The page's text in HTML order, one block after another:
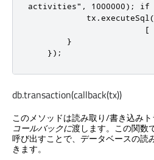
activities", 1000000); if
        }
    });
db.transaction(callback(tx))
このメソッドは読み取り/書き込みト
コールバックに渡します。この関数
呼び出すことで、データベースの読
きます。